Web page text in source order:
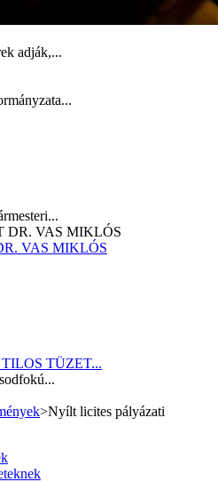
adják,...
VAS MIKLÓS
TÜZET...
>Nyílt licites pályázati